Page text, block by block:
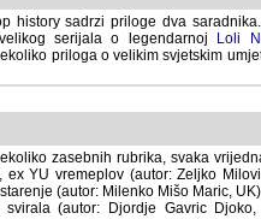
history sadrzi priloge dva
serijala o legendarnoj
Loli
priloga o velikim svjetskim
zasebnih rubrika, svaka
ex YU vremeplov (autor: Zeljko
(autor: Milenko Mišo Maric,
svirala (autor: Djordje Gavric